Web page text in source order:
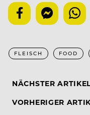
FLEISCH FOOD
NÄCHSTER
VORHERIGER